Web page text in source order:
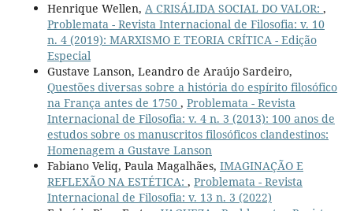
Henrique Wellen, A CRISÁLIDA SOCIAL DO VALOR: ,
Problemata - Revista Internacional de Filosofia: v. 10
n. 4 (2019): MARXISMO E TEORIA CRÍTICA - Edição
Especial
Gustave Lanson, Leandro de Araújo Sardeiro,
Questões diversas sobre a história do espírito filosófico
na França antes de 1750 , Problemata - Revista
Internacional de Filosofia: v. 4 n. 3 (2013): 100 anos de
estudos sobre os manuscritos filosóficos clandestinos:
Homenagem a Gustave Lanson
Fabiano Veliq, Paula Magalhães, IMAGINAÇÃO E
REFLEXÃO NA ESTÉTICA: , Problemata - Revista
Internacional de Filosofia: v. 13 n. 3 (2022)